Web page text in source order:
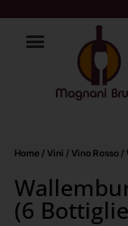
Home / Vini / Vino Rosso /
(6